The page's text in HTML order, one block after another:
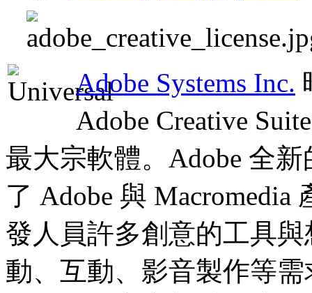
Adobe Systems Inc.
Adobe Creative
最大宗軟體。Adobe 全新
了 Adobe 與
發人員許多創意的工具
動、互動、影音製作等需